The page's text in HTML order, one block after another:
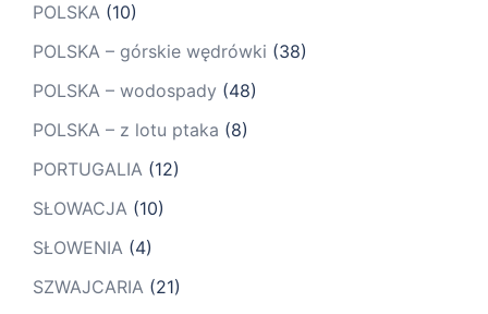
POLSKA (10)
POLSKA – górskie wędrówki (38)
POLSKA – wodospady (48)
POLSKA – z lotu ptaka (8)
PORTUGALIA (12)
SŁOWACJA (10)
SŁOWENIA (4)
SZWAJCARIA (21)